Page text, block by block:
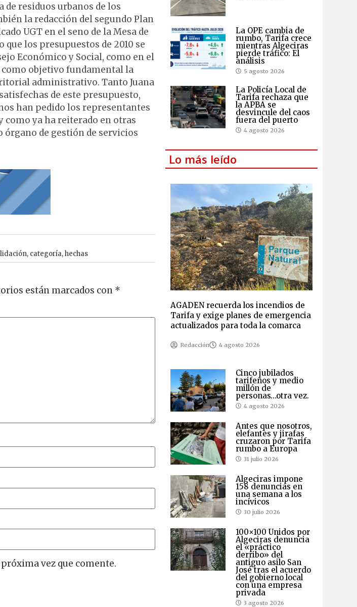
residuos urbanos de los
la redacción del segundo Plan
UGT en el seno de la Mesa de
los presupuestos de 2010 se
Económico y Social, como en el
como objetivo fundamental la
administrativo. Tanto Juana
de este presupuesto,
han pedido los representantes
como ya ha reiterado en otras
de gestión de servicios
, categoría,hechas
están marcados con *
vez que comente.
La OPE cambia de
rumbo, Tarifa crece
mientras Algeciras
pierde tráfico: El
análisis
5 agosto 2026
La Policía Local de
Tarifa rechaza que
la APBA se
desvincule del caos
fuera del puerto
4 agosto 2026
Lo más leído
AGADEN recuerda los incendios de
Tarifa y exige planes de emergencia
actualizados para toda la comarca
Redacción 4 agosto 2026
Cinco jubilados
tarifeños y medio
millón de
personas…otra vez.
4 agosto 2026
Antes que nosotros,
elefantes y jirafas
cruzaron por Tarifa
rumbo a Europa
31 julio 2026
Algeciras impone
158 denuncias en
una semana a los
incívicos
30 julio 2026
100×100 Unidos por
Algeciras denuncia
el «práctico
derribo» del
antiguo asilo San
José tras el acuerdo
del gobierno local
con una empresa
privada
3 agosto 2026